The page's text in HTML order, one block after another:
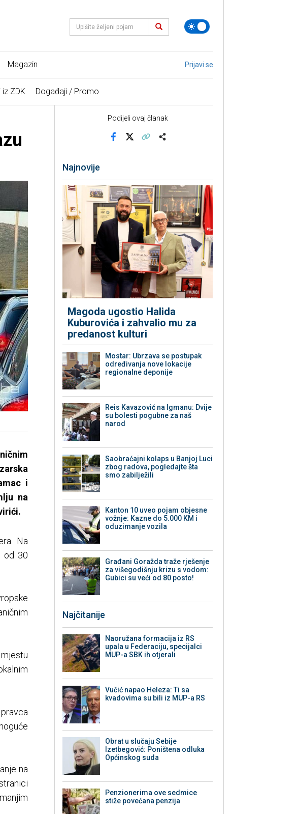
Magazin Prijavi se
iz ZDK Događaji / Promo
i
na
Na
od 30
na
Podijeli ovaj članak
Najnovije
Magoda ugostio Halida
Kuburovića i zahvalio mu za
predanost kulturi
Mostar: Ubrzava se postupak
određivanja nove lokacije
regionalne deponije
Reis Kavazović na Igmanu: Dvije
su bolesti pogubne za naš
narod
Saobraćajni kolaps u Banjoj Luci
zbog radova, pogledajte šta
smo zabilježili
Kanton 10 uveo pojam objesne
vožnje: Kazne do 5.000 KM i
oduzimanje vozila
Građani Goražda traže rješenje
za višegodišnju krizu s vodom:
Gubici su veći od 80 posto!
Najčitanije
Naoružana formacija iz RS
upala u Federaciju, specijalci
MUP-a SBK ih otjerali
Vučić napao Heleza: Ti sa
kvadovima su bili iz MUP-a RS
Obrat u slučaju Sebije
Izetbegović: Poništena odluka
Općinskog suda
Penzionerima ove sedmice
stiže povećana penzija